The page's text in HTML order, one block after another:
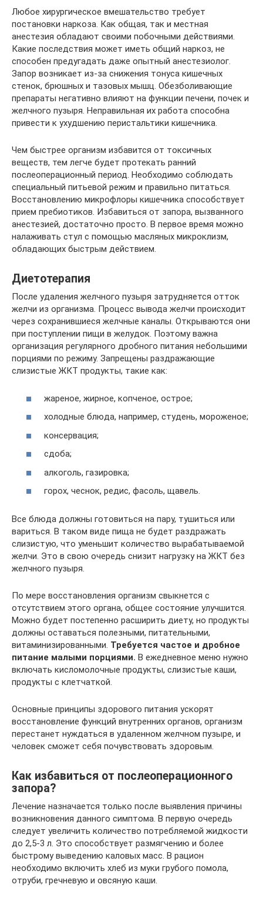
Любое хирургическое вмешательство требует
постановки наркоза. Как общая, так и местная
анестезия обладают своими побочными действиями.
Какие последствия может иметь общий наркоз, не
способен предугадать даже опытный анестезиолог.
Запор возникает из-за снижения тонуса кишечных
стенок, брюшных и тазовых мышц. Обезболивающие
препараты негативно влияют на функции печени, почек и
желчного пузыря. Неправильная их работа способна
привести к ухудшению перистальтики кишечника.
Чем быстрее организм избавится от токсичных
веществ, тем легче будет протекать ранний
послеоперационный период. Необходимо соблюдать
специальный питьевой режим и правильно питаться.
Восстановлению микрофлоры кишечника способствует
прием пребиотиков. Избавиться от запора, вызванного
анестезией, достаточно просто. В первое время можно
налаживать стул с помощью масляных микроклизм,
обладающих быстрым действием.
Диетотерапия
После удаления желчного пузыря затрудняется отток
желчи из организма. Процесс вывода желчи происходит
через сохранившиеся желчные каналы. Открываются они
при поступлении пищи в желудок. Поэтому важна
организация регулярного дробного питания небольшими
порциями по режиму. Запрещены раздражающие
слизистые ЖКТ продукты, такие как:
жареное, жирное, копченое, острое;
холодные блюда, например, студень, мороженое;
консервация;
сдоба;
алкоголь, газировка;
горох, чеснок, редис, фасоль, щавель.
Все блюда должны готовиться на пару, тушиться или
вариться. В таком виде пища не будет раздражать
слизистую, что уменьшит количество вырабатываемой
желчи. Это в свою очередь снизит нагрузку на ЖКТ без
желчного пузыря.
По мере восстановления организм свыкнется с
отсутствием этого органа, общее состояние улучшится.
Можно будет постепенно расширить диету, но продукты
должны оставаться полезными, питательными,
витаминизированными. Требуется частое и дробное
питание малыми порциями. В ежедневное меню нужно
включать кисломолочные продукты, слизистые каши,
продукты с клетчаткой.
Основные принципы здорового питания ускорят
восстановление функций внутренних органов, организм
перестанет нуждаться в удаленном желчном пузыре, и
человек сможет себя почувствовать здоровым.
Как избавиться от послеоперационного
запора?
Лечение назначается только после выявления причины
возникновения данного симптома. В первую очередь
следует увеличить количество потребляемой жидкости
до 2,5-3 л. Это способствует размягчению и более
быстрому выведению каловых масс. В рацион
необходимо включить хлеб из муки грубого помола,
отруби, гречневую и овсяную каши.